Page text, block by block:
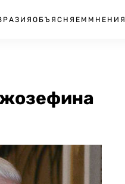
ОБЪЯСНЯЕМ МНЕНИЯ